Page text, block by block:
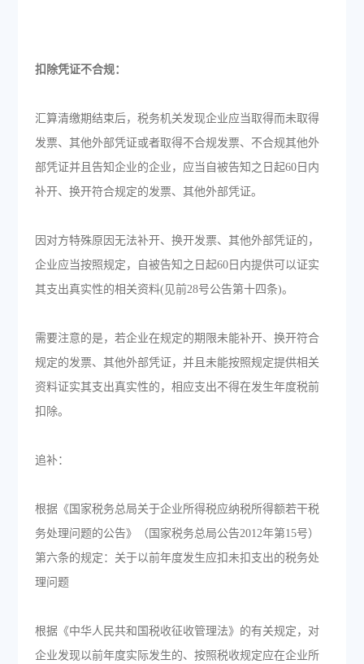
扣除凭证不合规：
汇算清缴期结束后，税务机关发现企业应当取得而未取得
发票、其他外部凭证或者取得不合规发票、不合规其他外
部凭证并且告知企业的企业，应当自被告知之日起60日内
补开、换开符合规定的发票、其他外部凭证。
因对方特殊原因无法补开、换开发票、其他外部凭证的，
企业应当按照规定，自被告知之日起60日内提供可以证实
其支出真实性的相关资料(见前28号公告第十四条)。
需要注意的是，若企业在规定的期限未能补开、换开符合
规定的发票、其他外部凭证，并且未能按照规定提供相关
资料证实其支出真实性的，相应支出不得在发生年度税前
扣除。
追补：
根据《国家税务总局关于企业所得税应纳税所得额若干税
务处理问题的公告》（国家税务总局公告2012年第15号）
第六条的规定：关于以前年度发生应扣未扣支出的税务处
理问题
根据《中华人民共和国税收征收管理法》的有关规定，对
企业发现以前年度实际发生的、按照税收规定应在企业所